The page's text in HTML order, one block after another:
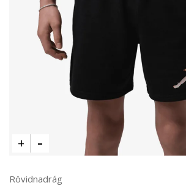
Rövidnadrág